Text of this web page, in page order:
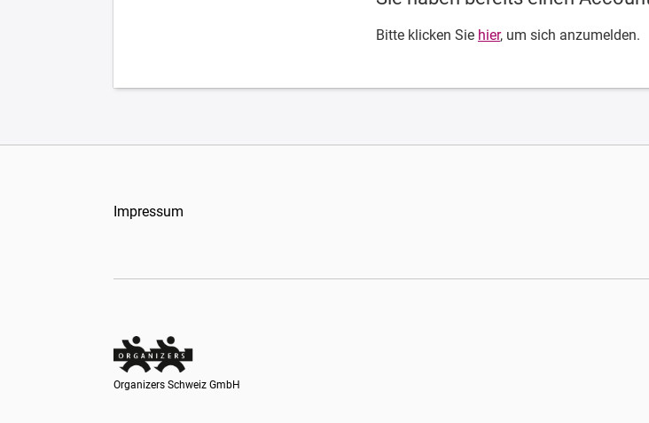
Bitte klicken Sie hier, um sich anzumelden.
Impressum
Organizers Schweiz GmbH
Organizers Schweiz GmbH